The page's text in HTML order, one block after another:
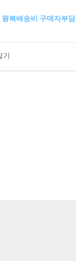
복배송비 구매자부담